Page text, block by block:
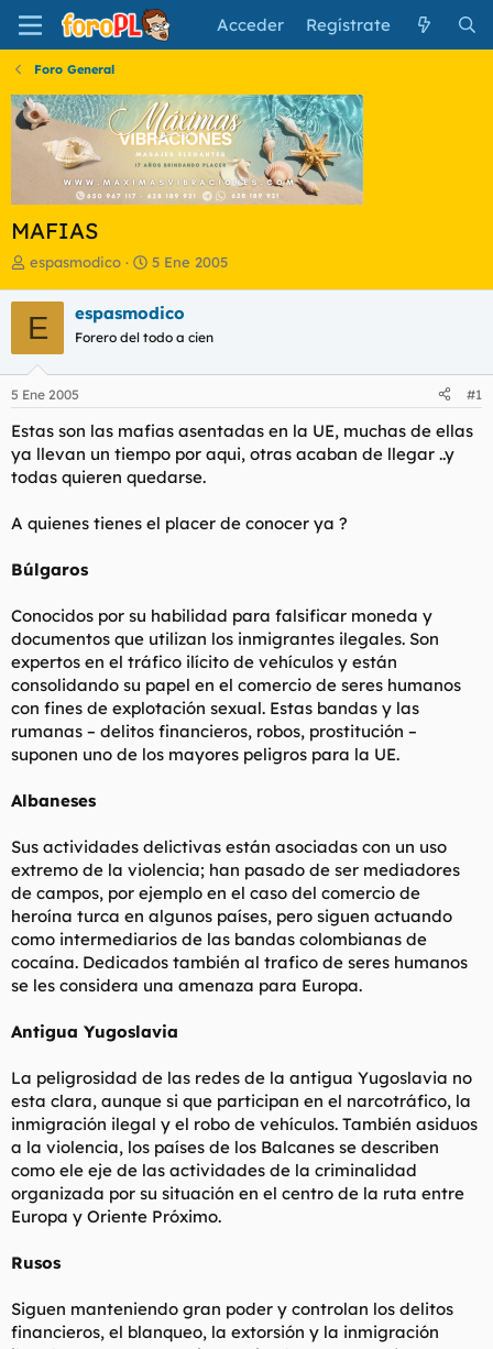
Acceder Regístrate
Foro General
MAFIAS
I
i
c
i
a
d
o
d
e
l
e
m
espasmodico
F
h
a
e
i
c
i
5 Ene 2005
E espasmodico
Forero del todo a cien
5 Ene 2005 #1
Estas son las mafias asentadas en la UE, muchas de ellas
ya llevan un tiempo por aqui, otras acaban de llegar ..y
todas quieren quedarse.
A quienes tienes el placer de conocer ya ?
Búlgaros
Conocidos por su habilidad para falsificar moneda y
documentos que utilizan los inmigrantes ilegales. Son
expertos en el tráfico ilícito de vehículos y están
consolidando su papel en el comercio de seres humanos
con fines de explotación sexual. Estas bandas y las
rumanas – delitos financieros, robos, prostitución –
suponen uno de los mayores peligros para la UE.
Albaneses
Sus actividades delictivas están asociadas con un uso
extremo de la violencia; han pasado de ser mediadores
de campos, por ejemplo en el caso del comercio de
heroína turca en algunos países, pero siguen actuando
como intermediarios de las bandas colombianas de
cocaína. Dedicados también al trafico de seres humanos
se les considera una amenaza para Europa.
Antigua Yugoslavia
La peligrosidad de las redes de la antigua Yugoslavia no
esta clara, aunque si que participan en el narcotráfico, la
inmigración ilegal y el robo de vehículos. También asiduos
a la violencia, los países de los Balcanes se describen
como ele eje de las actividades de la criminalidad
organizada por su situación en el centro de la ruta entre
Europa y Oriente Próximo.
Rusos
Siguen manteniendo gran poder y controlan los delitos
financieros, el blanqueo, la extorsión y la inmigración